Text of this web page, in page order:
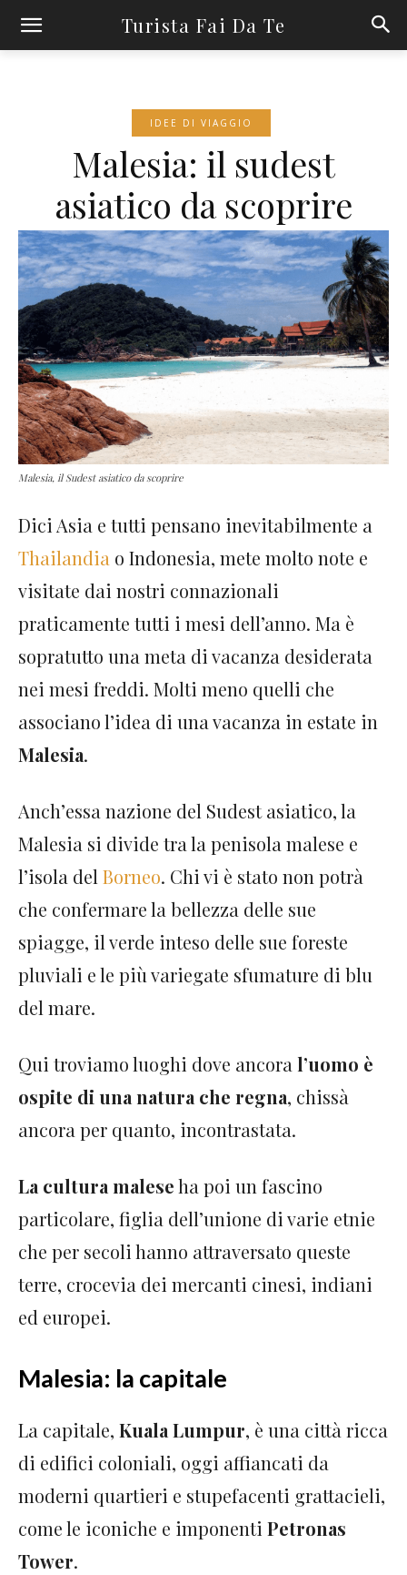
Turista Fai Da Te
IDEE DI VIAGGIO
Malesia: il sudest
asiatico da scoprire
Malesia, il Sudest asiatico da scoprire
Dici Asia e tutti pensano inevitabilmente a
Thailandia o Indonesia, mete molto note e
visitate dai nostri connazionali
praticamente tutti i mesi dell’anno. Ma è
sopratutto una meta di vacanza desiderata
nei mesi freddi. Molti meno quelli che
associano l’idea di una vacanza in estate in
Malesia.
Anch’essa nazione del Sudest asiatico, la
Malesia si divide tra la penisola malese e
l’isola del Borneo. Chi vi è stato non potrà
che confermare la bellezza delle sue
spiagge, il verde inteso delle sue foreste
pluviali e le più variegate sfumature di blu
del mare.
Qui troviamo luoghi dove ancora l’uomo è
ospite di una natura che regna, chissà
ancora per quanto, incontrastata.
La cultura maleseha poi un fascino
particolare, figlia dell’unione di varie etnie
che per secoli hanno attraversato queste
terre, crocevia dei mercanti cinesi, indiani
ed europei.
Malesia: la capitale
La capitale, Kuala Lumpur, è una città ricca
di edifici coloniali, oggi affiancati da
moderni quartieri e stupefacenti grattacieli,
come le iconiche e imponenti Petronas
Tower.